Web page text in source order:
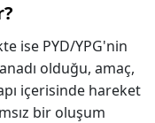
ise PYD/YPG'nin
olduğu, amaç,
içerisinde hareket
bir oluşum